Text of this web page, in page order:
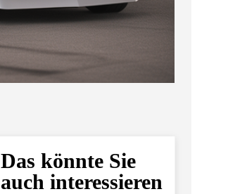
Das könnte Sie
auch interessieren